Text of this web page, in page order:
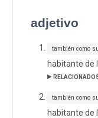
adjetivo
también como
habitante de
▸
también como
habitante de